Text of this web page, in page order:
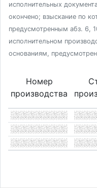
исполнительных
окончено; взыскание по
предусмотренным абз. 6,
исполнительном
основаниям,
Номер
производства